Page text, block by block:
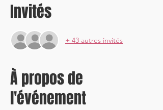
Invités
+ 43 autres invités
À propos de
l'événement